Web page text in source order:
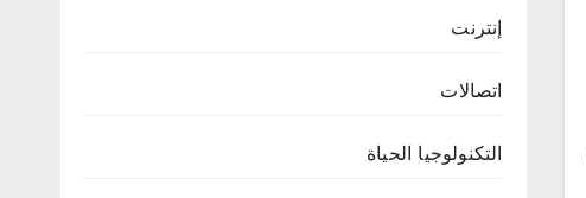
إنترنت
اتصالات
التكنولوجيا الحياة